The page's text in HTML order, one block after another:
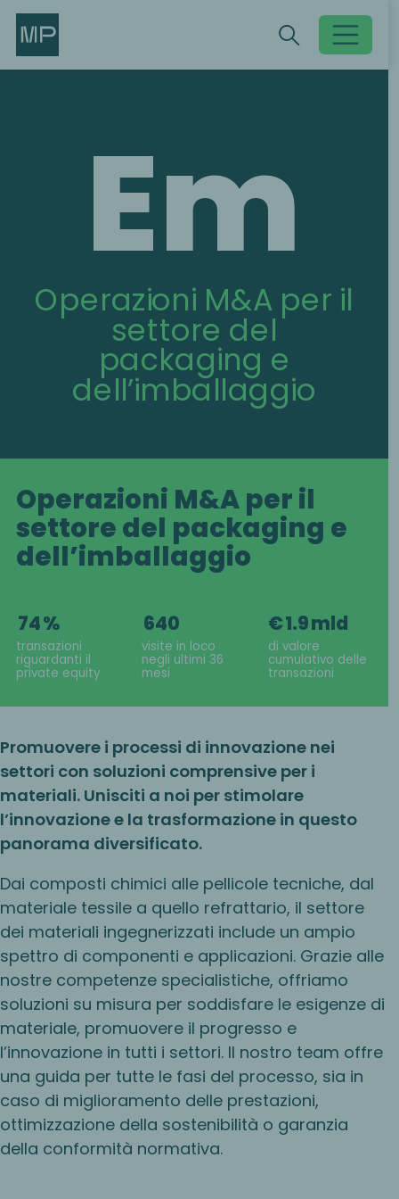
Toggle
Search Search
Operazioni M&A per il
settore del packaging e
dell’imballaggio
74%
transazioni
riguardanti il
private equity
640
visite in loco
negli ultimi 36
mesi
€1.9mld
di valore
cumulativo delle
transazioni
Em
Operazioni M&A per il
settore del
packaging e
dell’imballaggio
Promuovere i processi di innovazione nei
settori con soluzioni comprensive per i
materiali. Unisciti a noi per stimolare
l’innovazione e la trasformazione in questo
panorama diversificato.
Dai composti chimici alle pellicole tecniche, dal
materiale tessile a quello refrattario, il settore
dei materiali ingegnerizzati include un ampio
spettro di componenti e applicazioni. Grazie alle
nostre competenze specialistiche, offriamo
soluzioni su misura per soddisfare le esigenze di
materiale, promuovere il progresso e
l’innovazione in tutti i settori. Il nostro team offre
una guida per tutte le fasi del processo, sia in
caso di miglioramento delle prestazioni,
ottimizzazione della sostenibilità o garanzia
della conformità normativa.